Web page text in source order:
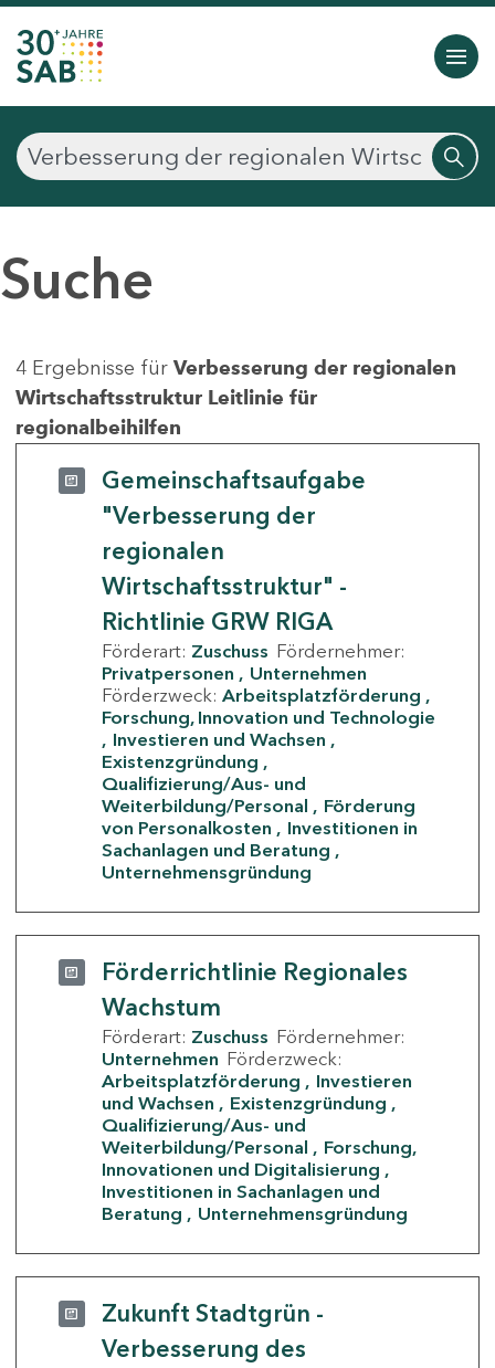
Suche
4 Ergebnisse für Verbesserung der regionalen
Wirtschaftsstruktur Leitlinie für
regionalbeihilfen
Gemeinschaftsaufgabe
"Verbesserung der
regionalen
Wirtschaftsstruktur" -
Richtlinie GRW RIGA
Förderart: Zuschuss Fördernehmer:
Privatpersonen
Unternehmen
Förderzweck: Arbeitsplatzförderung
Forschung, Innovation und Technologie
Investieren und Wachsen
Existenzgründung
Qualifizierung/Aus- und
Weiterbildung/Personal
Förderung
von Personalkosten
Investitionen in
Sachanlagen und Beratung
Unternehmensgründung
Förderrichtlinie Regionales
Wachstum
Förderart: Zuschuss Fördernehmer:
Unternehmen Förderzweck:
Arbeitsplatzförderung
Investieren
und Wachsen
Existenzgründung
Qualifizierung/Aus- und
Weiterbildung/Personal
Forschung,
Innovationen und Digitalisierung
Investitionen in Sachanlagen und
Beratung
Unternehmensgründung
Zukunft Stadtgrün -
Verbesserung des